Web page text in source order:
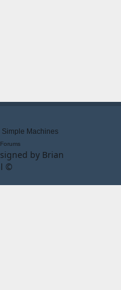
Simple Machines
by Brian
©